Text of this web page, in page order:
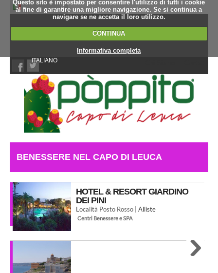
Questo sito è impostato per consentire l'utilizzo di tutti i cookie
al fine di garantire una migliore navigazione. Se si continua a
navigare se ne accetta il loro utilizzo.
CONTINUA
Informativa completa
ITALIANO
BENESSERE NEL CAPO DI LEUCA
HOTEL & RESORT GIARDINO
DEI PINI
Località Posto Rosso | Alliste
Centri Benessere e SPA